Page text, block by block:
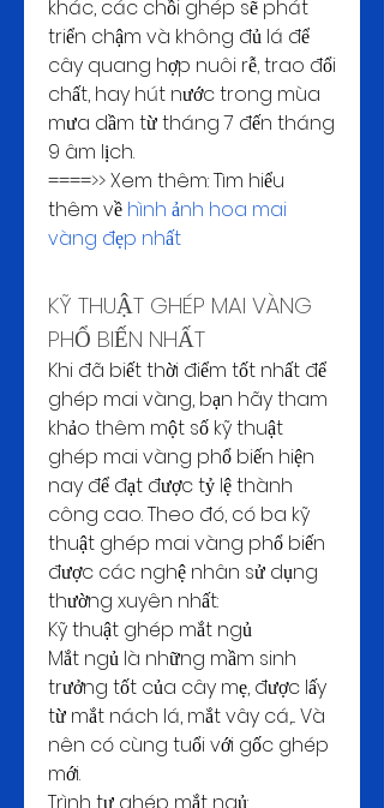
khác, các chồi ghép sẽ phát
triển chậm và không đủ lá để
cây quang hợp nuôi rễ, trao đổi
chất, hay hút nước trong mùa
mưa dầm từ tháng 7 đến tháng
9 âm lịch.
====>> Xem thêm: Tìm hiểu
thêm về hình ảnh hoa mai
vàng đẹp nhất
KỸ THUẬT GHÉP MAI VÀNG
PHỔ BIẾN NHẤT
Khi đã biết thời điểm tốt nhất để
ghép mai vàng, bạn hãy tham
khảo thêm một số kỹ thuật
ghép mai vàng phổ biến hiện
nay để đạt được tỷ lệ thành
công cao. Theo đó, có ba kỹ
thuật ghép mai vàng phổ biến
được các nghệ nhân sử dụng
thường xuyên nhất:
Kỹ thuật ghép mắt ngủ
Mắt ngủ là những mầm sinh
trưởng tốt của cây mẹ, được lấy
từ mắt nách lá, mắt vây cá,... Và
nên có cùng tuổi với gốc ghép
mới.